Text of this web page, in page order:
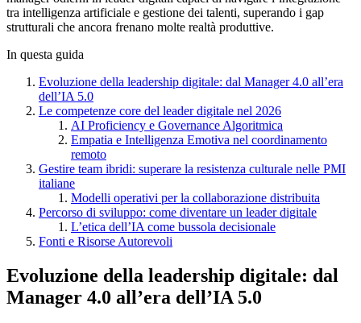
tra intelligenza artificiale e gestione dei talenti, superando i gap
strutturali che ancora frenano molte realtà produttive.
In questa guida
Evoluzione della leadership digitale: dal Manager 4.0 all’era
dell’IA 5.0
Le competenze core del leader digitale nel 2026
AI Proficiency e Governance Algoritmica
Empatia e Intelligenza Emotiva nel coordinamento
remoto
Gestire team ibridi: superare la resistenza culturale nelle PMI
italiane
Modelli operativi per la collaborazione distribuita
Percorso di sviluppo: come diventare un leader digitale
L’etica dell’IA come bussola decisionale
Fonti e Risorse Autorevoli
Evoluzione della leadership digitale: dal
Manager 4.0 all’era dell’IA 5.0